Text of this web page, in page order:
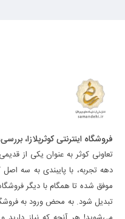
فروشگاه اینترنتی کوثرپلازا،
تعاونی کوثر به عنوان یکی از
دهه تجربه، با پایبندی به سه
موفق شده تا همگام با دیگر
تبدیل شود. به محض ورود به